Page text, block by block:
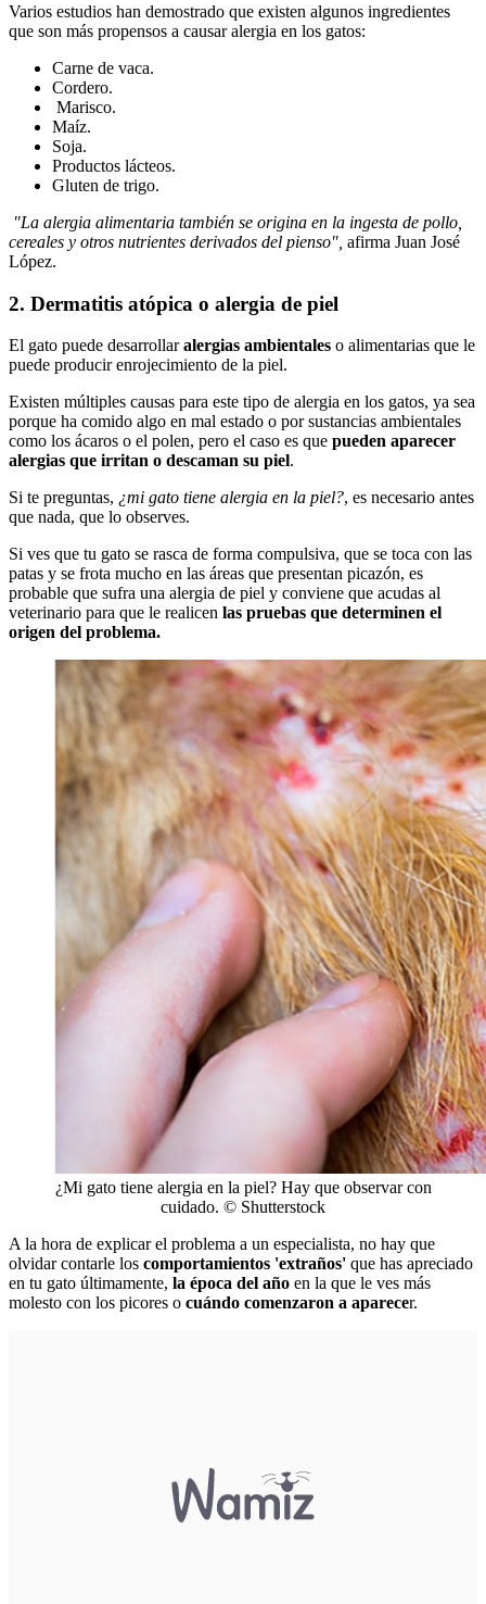
Varios estudios han demostrado que existen algunos ingredientes
que son más propensos a causar alergia en los gatos:
Carne de vaca.
Cordero.
Marisco.
Maíz.
Soja.
Productos lácteos.
Gluten de trigo.
"La alergia alimentaria también se origina en la ingesta de pollo,
cereales y otros nutrientes derivados del pienso", afirma Juan José
López.
2. Dermatitis atópica o alergia de piel
El gato puede desarrollaralergias ambientales o alimentarias que le
puede producir enrojecimiento de la piel.
Existen múltiples causas para este tipo de alergia en los gatos, ya sea
porque ha comido algo en mal estado o por sustancias ambientales
como los ácaros o el polen, pero el caso es que pueden aparecer
alergias que irritan o descaman su piel.
Si te preguntas, ¿mi gato tiene alergia en la piel?, es necesario antes
que nada, que lo observes.
Si ves que tu gato se rasca de forma compulsiva, que se toca con las
patas y se frota mucho en las áreas que presentan picazón, es
probable que sufra una alergia de piel y conviene que acudas al
veterinario para que le realicen las pruebas que determinen el
origen del problema.
¿Mi gato tiene alergia en la piel? Hay que observar con
cuidado. © Shutterstock
A la hora de explicar el problema a un especialista, no hay que
olvidar contarle los comportamientos 'extraños' que has apreciado
en tu gato últimamente, la época del año en la que le ves más
molesto con los picores o cuándo comenzaron a aparecer.